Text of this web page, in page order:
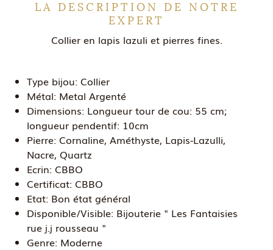
LA DESCRIPTION DE NOTRE
EXPERT
Collier en lapis lazuli et pierres fines.
Type bijou: Collier
Métal: Metal Argenté
Dimensions: Longueur tour de cou: 55 cm;
longueur pendentif: 10cm
Pierre: Cornaline, Améthyste, Lapis-Lazulli,
Nacre, Quartz
Ecrin: CBBO
Certificat: CBBO
Etat: Bon état général
Disponible/Visible: Bijouterie " Les Fantaisies
rue j.j rousseau "
Genre: Moderne